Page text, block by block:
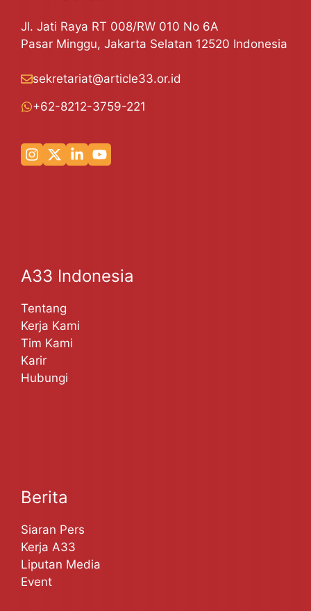
Jl. Jati Raya RT 008/RW 010 No 6A
Pasar Minggu, Jakarta Selatan 12520 Indonesia
sekretariat@article33.or.id
+62-8212-3759-221
A33 Indonesia
Tentang
Kerja Kami
Tim Kami
Karir
Hubungi
Berita
Siaran Pers
Kerja A33
Liputan Media
Event